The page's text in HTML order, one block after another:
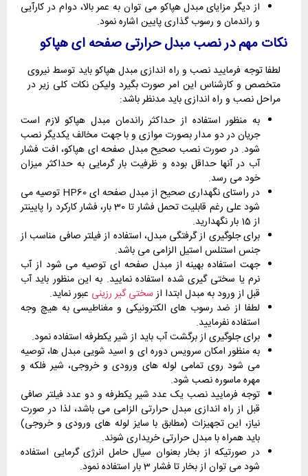
از دیگر مزایای مبدل هپاکو می توان به عمر بالا، دوام در کارآیی
و راندمان و رسوب گذاری پایین اشاره نمود.
نکات مهم در نصب مبدل حرارتی صفحه ای هپاکو
لطفا توجه فرمایید نصب و راه اندازی مبدل هپاکو باید توسط نیروی
متخصص و کارشناس این امر صورت بگیرد ولیکن نکات کلی زیر در
مراحل نصب و راه اندازی باید مدنظر باشد:
به منظور استفاده از حداکثر راندمان مبدل هپاکو لازم است
جریان در دو مدار بصورت موازی و با جهت مخالف یکدیگر نصب
شود. در صورت نصب صحیح مبدل صفحه ای هپاکو، افت فشار
آب در آنها حداقل بوده و ظرفیت بار گرمایی به حداکثر میزان
خود می رسد.
در راستای نگهداری صحیح از مبدل صفحه ای HP60 توصیه می
شود علی رغم قابلیت تحمل فشار تا 30 بار، فشار کارکرد را پایینتر
از 15 بار نگهدارید.
برای جلوگیری از گرفتگی مبدل، استفاده از فیلتر صافی مناسب از
جنس استنلس استیل الزامی می باشد.
جهت استفاده بهینه از مبدل صفحه ای توصیه می شود از آب
نرم یا سختی گیری شده استفاده نمایید. به این منظور باید آب
قبل از ورود به مبدل ابتدا از سختی گیر رزینی عبور نماید.
لطفا از ضد رسوب های الکترونیکی و مغناطیسی به هیچ وجه
استفاده نفرمایید.
برای جلوگیری از برگشت آب باید از شیر یکطرفه استفاده نمود.
به منظور امکان سرویس دوره ای و اسید شویی مبدل ها، توصیه
می شود روی تمامی لوله های ورودی و خروجی، شیر فلکه و
مهره ماسوره نصب شود.
توجه فرمایید نصب یک عدد شیر یکطرفه و دو عدد فیلتر صافی
قبل از راه اندازی مبدل حرارتی الزامی می باشد، لذا در صورت
نیاز، این تجهیزات (مطابق با سایز لوله های ورودی و خروجی)
باید همراه با مبدل حرارتی خریداری شوند.
در صورتیکه از بخار بعنوان سیال حامل انرژی گرمایی استفاده
شود می توان از بخار تا فشار 3 بار استفاده نمود.